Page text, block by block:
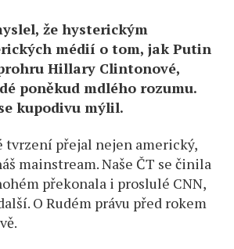
že hysterickým
médií o tom, jak Putin
Hillary Clintonové,
poněkud mdlého rozumu.
kupodivu mýlil.
tvrzení přejal nejen americký,
mainstream. Naše ČT se činila
překonala i proslulé CNN,
O Rudém právu před rokem